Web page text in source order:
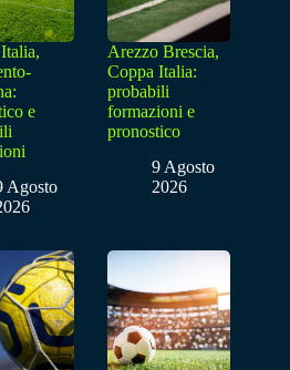
e
Agosto
Arezzo Brescia,
Coppa Italia:
probabili
formazioni e
pronostico
9 Agosto
2026